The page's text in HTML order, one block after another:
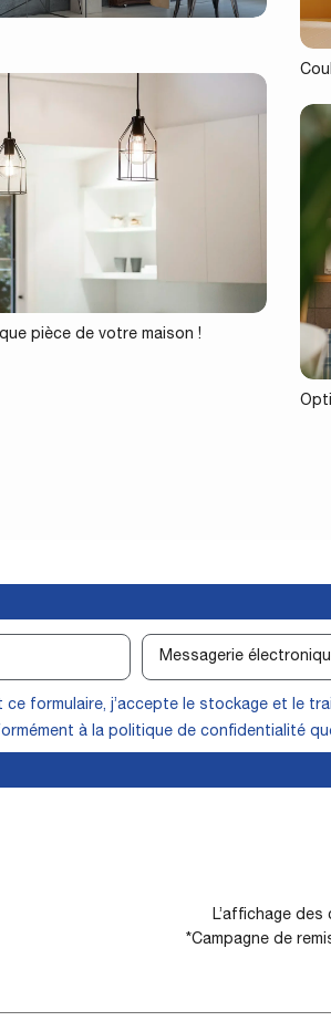
pièce de votre maison !
ce formulaire, j’accepte le stockage et le
à lapolitique de confidentialité
L’affichage
*Campagne de